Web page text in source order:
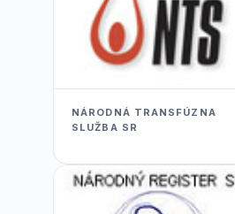
NÁRODNÁ TRANSFÚZNA
SLUŽBA SR